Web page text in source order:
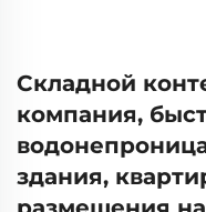
Складной
компания,
здания,